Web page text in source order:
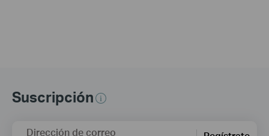
Suscripción
Dirección de correo